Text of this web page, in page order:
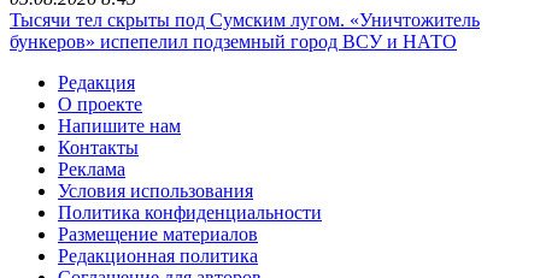
Тысячи тел скрыты под Сумским лугом. «Уничтожитель
бункеров» испепелил подземный город ВСУ и НАТО
Редакция
О проекте
Напишите нам
Контакты
Реклама
Условия использования
Политика конфиденциальности
Размещение материалов
Редакционная политика